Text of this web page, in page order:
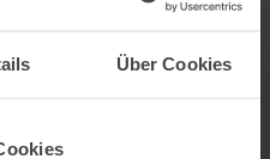
Über Cookies
Laufrucksack Neonpink /
39,95 €